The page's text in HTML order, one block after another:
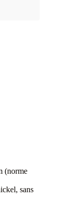
(norme
sans